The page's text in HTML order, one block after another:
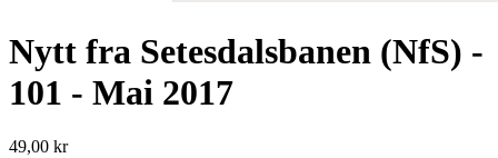
Nytt fra Setesdalsbanen (NfS) -
101 - Mai 2017
49,00 kr